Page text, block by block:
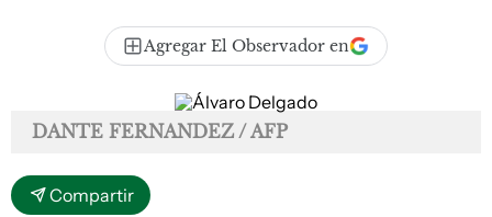
Agregar El Observador en
DANTE FERNANDEZ / AFP
Compartir